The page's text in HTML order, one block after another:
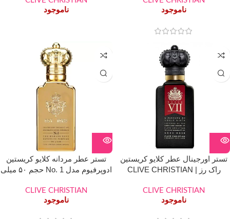
ناموجود
ناموجود
تستر اورجینال عطر کلایو کریستین
راک رز | CLIVE CHRISTIAN
CLIVE CHRISTIAN
ناموجود
تستر عطر مردانه کلایو کریستین
ادوپرفیوم مدل No. 1 حجم ۵۰ میلی
CLIVE CHRISTIAN
ناموجود